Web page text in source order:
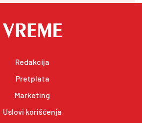
Redakcija
Pretplata
Marketing
Uslovi korišćenja